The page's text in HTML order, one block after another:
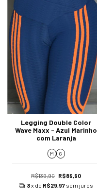
Legging Double Color
Wave Maxx - Azul Marinho
com Laranja
M G
R$139,90 R$89,90
3x de R$29,97 sem juros